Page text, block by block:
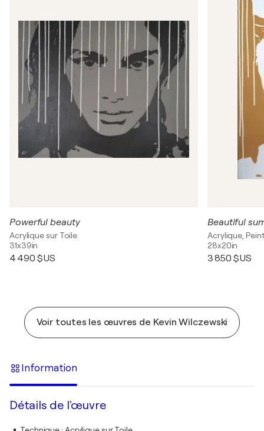
Powerful beauty
Acrylique sur Toile
31x39in
4 490 $US
Beautiful
Acrylique,
28x20in
3 850 $US
Voir toutes les œuvres de Kevin Wilczewski
Information
Détails de l'œuvre